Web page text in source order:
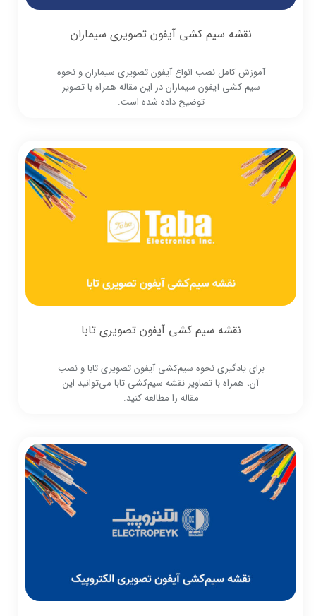
نقشه سیم کشی آیفون تصویری سیماران
آموزش کامل نصب انواع آیفون تصویری سیماران و نحوه
سیم کشی آیفون سیماران در این مقاله همراه با تصویر
توضیح داده شده است.
نقشه سیم کشی آیفون تصویری تابا
برای یادگیری نحوه سیم‌کشی آیفون تصویری تابا و نصب
آن، همراه با تصاویر نقشه سیم‌کشی تابا می‌توانید این
مقاله را مطالعه کنید.